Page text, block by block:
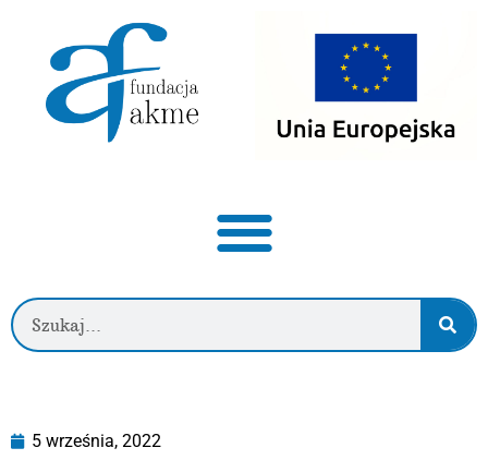
5 września, 2022